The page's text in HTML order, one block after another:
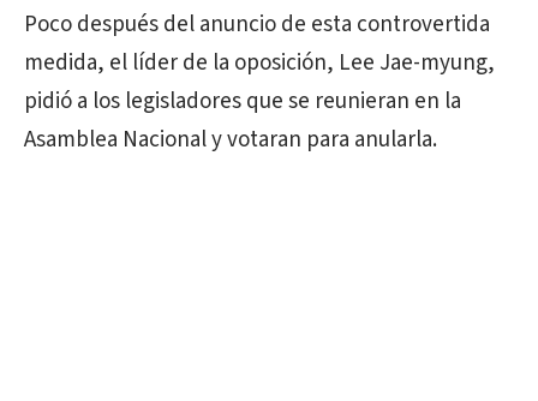
Poco después del anuncio de esta controvertida
medida, el líder de la oposición, Lee Jae-myung,
pidió a los legisladores que se reunieran en la
Asamblea Nacional y votaran para anularla.